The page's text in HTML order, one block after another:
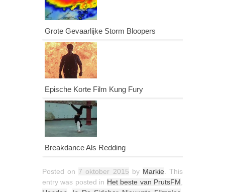
Grote Gevaarlijke Storm Bloopers
Epische Korte Film Kung Fury
Breakdance Als Redding
Posted on 7 oktober 2015 by Markie . This
entry was posted in Het beste van PrutsFM